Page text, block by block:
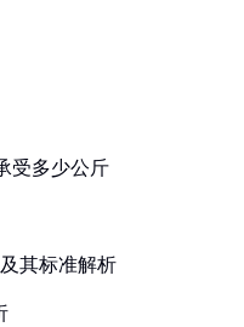
受多少公斤
其标准解析